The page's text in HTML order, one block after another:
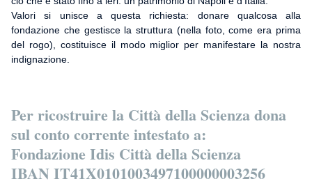
Valori si unisce a questa richiesta: donare qualcosa alla
fondazione che gestisce la struttura (nella foto, come era prima
del rogo), costituisce il modo miglior per manifestare la nostra
indignazione.
Per ricostruire la Città della Scienza dona
sul conto corrente intestato a:
Fondazione Idis Città della Scienza
IBAN IT41X0101003497100000003256